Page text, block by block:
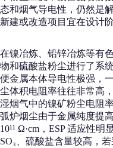
态和烟气导电性，仍然是
新建或改造项目宜在设计
在镍冶炼、铅锌冶炼等有
物和硫酸盐粉尘进行了系
便金属本体导电性极强，
尘体积电阻率往往非常高
湿烟气中的镍矿粉尘电阻
弧炉烟尘由于金属纯度提
10¹¹ Ω·cm，ESP 适应性
SO₃、硫酸盐含量较高，